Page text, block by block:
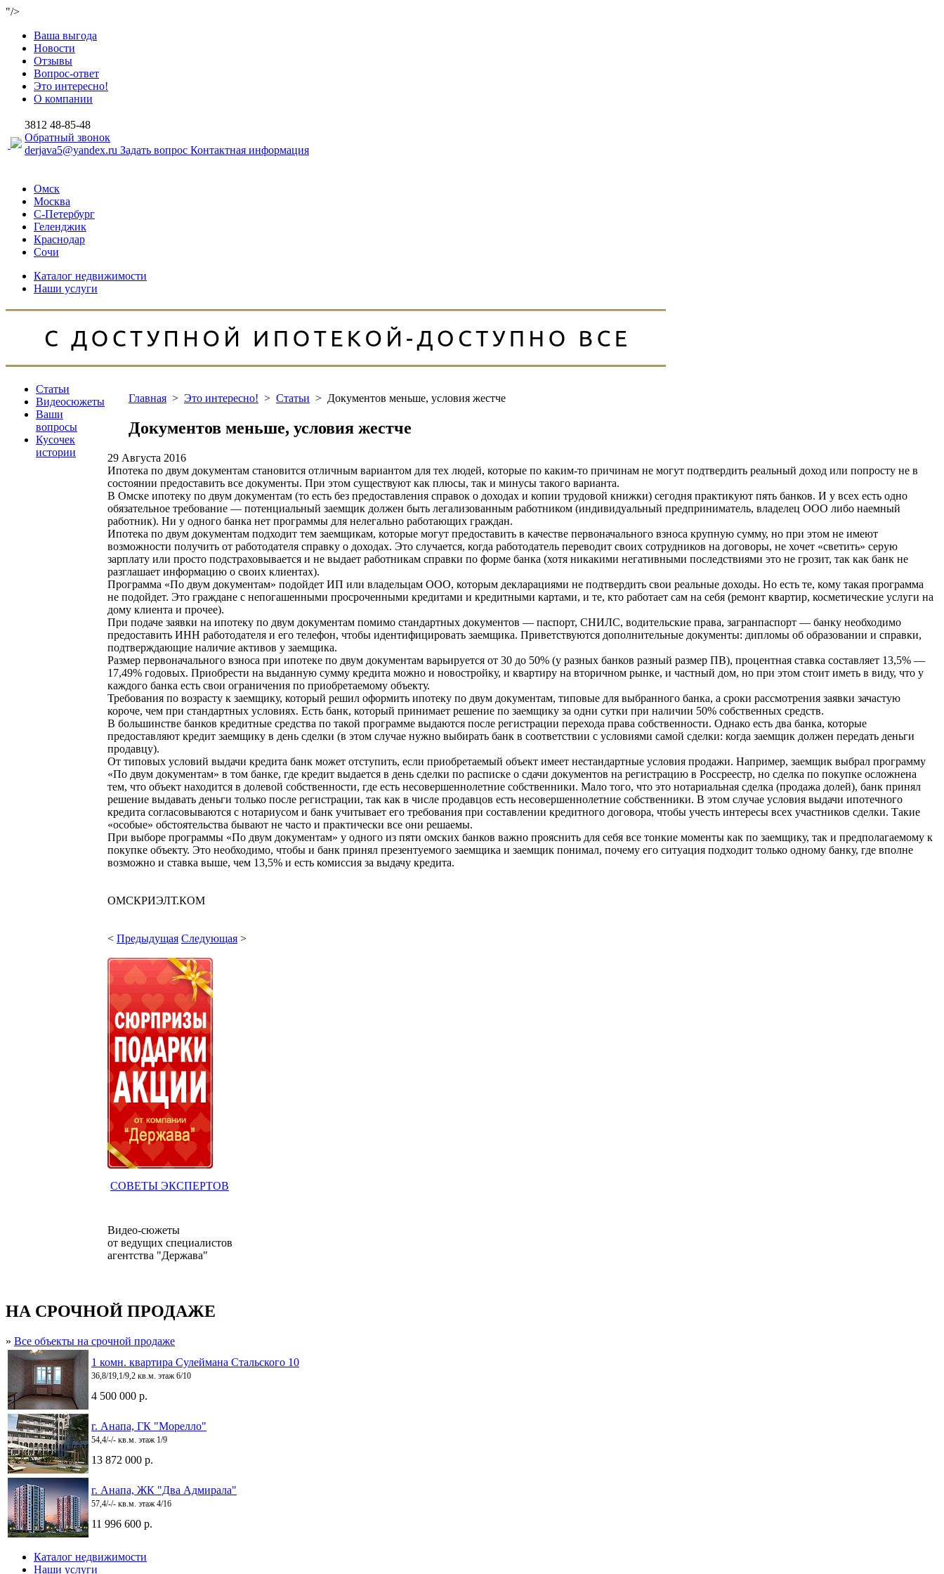
"/>
Ваша выгода
Новости
Отзывы
Вопрос-ответ
Это интересно!
О компании
3812 48-85-48
Обратный звонок
derjava5@yandex.ru Задать вопрос Контактная информация
Омск
Москва
С-Петербург
Геленджик
Краснодар
Сочи
Каталог недвижимости
Наши услуги
Статьи
Видеосюжеты
Ваши
вопросы
Кусочек
истории
Главная > Это интересно! > Статьи > Документов меньше, условия жестче
Документов меньше, условия жестче
29 Августа 2016
Ипотека по двум документам становится отличным вариантом для тех людей, которые по каким-то причинам не могут подтвердить реальный доход или попросту не в
состоянии предоставить все документы. При этом существуют как плюсы, так и минусы такого варианта.
В Омске ипотеку по двум документам (то есть без предоставления справок о доходах и копии трудовой книжки) сегодня практикуют пять банков. И у всех есть одно
обязательное требование — потенциальный заемщик должен быть легализованным работником (индивидуальный предприниматель, владелец ООО либо наемный
работник). Ни у одного банка нет программы для нелегально работающих граждан.
Ипотека по двум документам подходит тем заемщикам, которые могут предоставить в качестве первоначального взноса крупную сумму, но при этом не имеют
возможности получить от работодателя справку о доходах. Это случается, когда работодатель переводит своих сотрудников на договоры, не хочет «светить» серую
зарплату или просто подстраховывается и не выдает работникам справки по форме банка (хотя никакими негативными последствиями это не грозит, так как банк не
разглашает информацию о своих клиентах).
Программа «По двум документам» подойдет ИП или владельцам ООО, которым декларациями не подтвердить свои реальные доходы. Но есть те, кому такая программа
не подойдет. Это граждане с непогашенными просроченными кредитами и кредитными картами, и те, кто работает сам на себя (ремонт квартир, косметические услуги на
дому клиента и прочее).
При подаче заявки на ипотеку по двум документам помимо стандартных документов — паспорт, СНИЛС, водительские права, загранпаспорт — банку необходимо
предоставить ИНН работодателя и его телефон, чтобы идентифицировать заемщика. Приветствуются дополнительные документы: дипломы об образовании и справки,
подтверждающие наличие активов у заемщика.
Размер первоначального взноса при ипотеке по двум документам варьируется от 30 до 50% (у разных банков разный размер ПВ), процентная ставка составляет 13,5% —
17,49% годовых. Приобрести на выданную сумму кредита можно и новостройку, и квартиру на вторичном рынке, и частный дом, но при этом стоит иметь в виду, что у
каждого банка есть свои ограничения по приобретаемому объекту.
Требования по возрасту к заемщику, который решил оформить ипотеку по двум документам, типовые для выбранного банка, а сроки рассмотрения заявки зачастую
короче, чем при стандартных условиях. Есть банк, который принимает решение по заемщику за одни сутки при наличии 50% собственных средств.
В большинстве банков кредитные средства по такой программе выдаются после регистрации перехода права собственности. Однако есть два банка, которые
предоставляют кредит заемщику в день сделки (в этом случае нужно выбирать банк в соответствии с условиями самой сделки: когда заемщик должен передать деньги
продавцу).
От типовых условий выдачи кредита банк может отступить, если приобретаемый объект имеет нестандартные условия продажи. Например, заемщик выбрал программу
«По двум документам» в том банке, где кредит выдается в день сделки по расписке о сдачи документов на регистрацию в Россреестр, но сделка по покупке осложнена
тем, что объект находится в долевой собственности, где есть несовершеннолетние собственники. Мало того, что это нотариальная сделка (продажа долей), банк принял
решение выдавать деньги только после регистрации, так как в числе продавцов есть несовершеннолетние собственники. В этом случае условия выдачи ипотечного
кредита согласовываются с нотариусом и банк учитывает его требования при составлении кредитного договора, чтобы учесть интересы всех участников сделки. Такие
«особые» обстоятельства бывают не часто и практически все они решаемы.
При выборе программы «По двум документам» у одного из пяти омских банков важно прояснить для себя все тонкие моменты как по заемщику, так и предполагаемому к
покупке объекту. Это необходимо, чтобы и банк принял презентуемого заемщика и заемщик понимал, почему его ситуация подходит только одному банку, где вполне
возможно и ставка выше, чем 13,5% и есть комиссия за выдачу кредита.
ОМСКРИЭЛТ.КОМ
< Предыдущая Следующая >
СОВЕТЫ ЭКСПЕРТОВ
Видео-сюжеты
от ведущих специалистов
агентства "Держава"
НА СРОЧНОЙ ПРОДАЖЕ
» Все объекты на срочной продаже
1 комн. квартира Сулеймана Стальского 10
36,8/19,1/9,2 кв.м. этаж 6/10
4 500 000 р.
г. Анапа, ГК "Морелло"
54,4/-/- кв.м. этаж 1/9
13 872 000 р.
г. Анапа, ЖК "Два Адмирала"
57,4/-/- кв.м. этаж 4/16
11 996 600 р.
Каталог недвижимости
Наши услуги